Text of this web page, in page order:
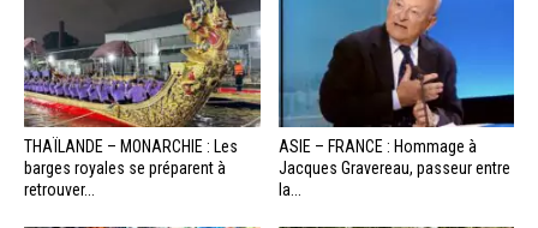
THAÏLANDE – MONARCHIE : Les
barges royales se préparent à
retrouver...
ASIE – FRANCE : Hommage à
Jacques Gravereau, passeur entre
la...